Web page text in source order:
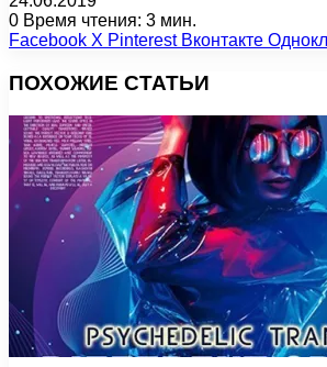
0 Время чтения: 3 мин.
Facebook X Pinterest Вконтакте
ПОХОЖИЕ СТАТЬИ